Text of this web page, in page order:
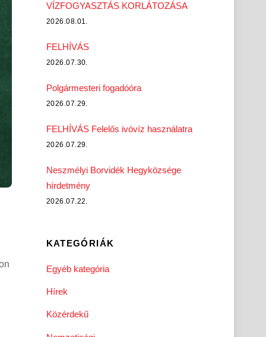
VÍZFOGYASZTÁS KORLÁTOZÁSA
2026.08.01.
FELHÍVÁS
2026.07.30.
Polgármesteri fogadóóra
2026.07.29.
FELHÍVÁS Felelős ivóvíz használatra
2026.07.29.
Neszmélyi Borvidék Hegyközsége
hírdetmény
2026.07.22.
KATEGÓRIÁK
Egyéb kategória
Hírek
Közérdekű